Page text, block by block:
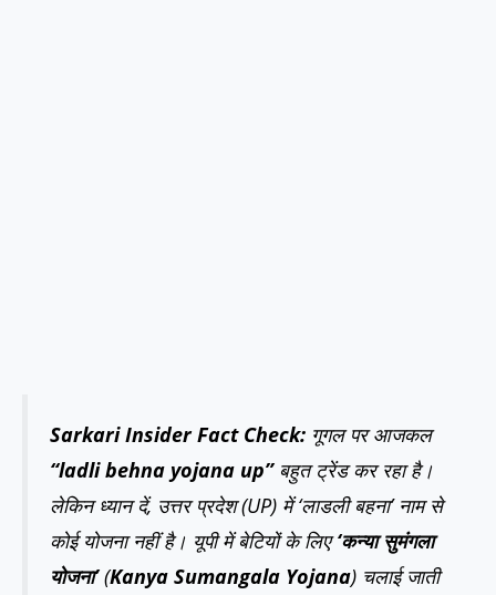
Sarkari Insider Fact Check: गूगल पर आजकल
“ladli behna yojana up”बहुत ट्रेंड कर रहा है।
लेकिन ध्यान दें, उत्तर प्रदेश (UP) में ‘लाडली बहना’ नाम से
कोई योजना नहीं है। यूपी में बेटियों के लिए‘कन्या सुमंगला
योजना’(Kanya Sumangala Yojana) चलाई जाती